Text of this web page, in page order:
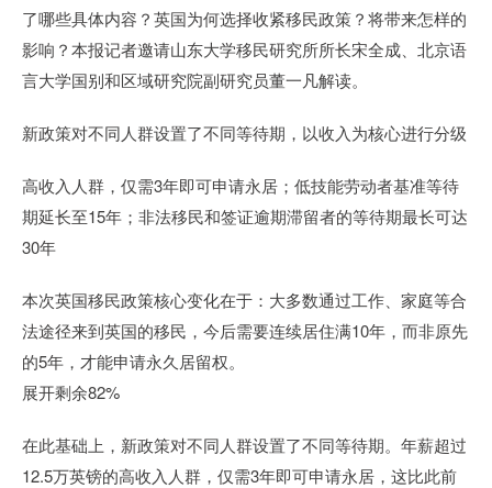
了哪些具体内容？英国为何选择收紧移民政策？将带来怎样的
影响？本报记者邀请山东大学移民研究所所长宋全成、北京语
言大学国别和区域研究院副研究员董一凡解读。
新政策对不同人群设置了不同等待期，以收入为核心进行分级
高收入人群，仅需3年即可申请永居；低技能劳动者基准等待
期延长至15年；非法移民和签证逾期滞留者的等待期最长可达
30年
本次英国移民政策核心变化在于：大多数通过工作、家庭等合
法途径来到英国的移民，今后需要连续居住满10年，而非原先
的5年，才能申请永久居留权。
展开剩余82%
在此基础上，新政策对不同人群设置了不同等待期。年薪超过
12.5万英镑的高收入人群，仅需3年即可申请永居，这比此前